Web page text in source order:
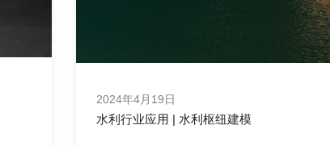
2024年4月19日
水利行业应用 | 水利枢纽建模